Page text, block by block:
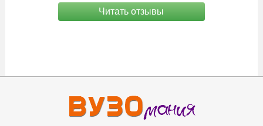
Читать отзывы